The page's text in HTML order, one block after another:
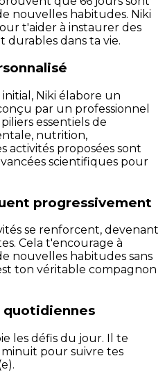
nouvelles habitudes. Niki
t'aider à instaurer des
dans ta vie.
Niki élabore un
par un professionnel
essentiels de
nutrition,
activités proposées sont
scientifiques pour
progressivement
se renforcent, devenant
Cela t'encourage à
nouvelles habitudes sans
ton véritable compagnon
quotidiennes
les défis du jour. Il te
pour suivre tes